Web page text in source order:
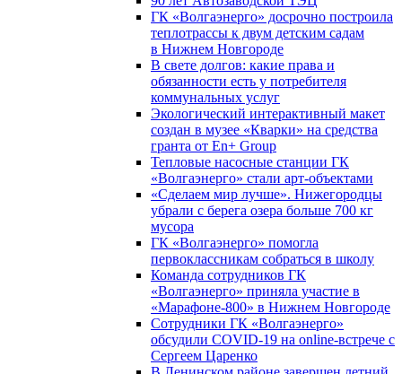
ГК «Волгаэнерго» досрочно построила
теплотрассы к двум детским садам
в Нижнем Новгороде
В свете долгов: какие права и
обязанности есть у потребителя
коммунальных услуг
Экологический интерактивный макет
создан в музее «Кварки» на средства
гранта от En+ Group
Тепловые насосные станции ГК
«Волгаэнерго» стали арт-объектами
«Сделаем мир лучше». Нижегородцы
убрали с берега озера больше 700 кг
мусора
ГК «Волгаэнерго» помогла
первоклассникам собраться в школу
Команда сотрудников ГК
«Волгаэнерго» приняла участие в
«Марафоне-800» в Нижнем Новгороде
Сотрудники ГК «Волгаэнерго»
обсудили COVID-19 на online-встрече с
Сергеем Царенко